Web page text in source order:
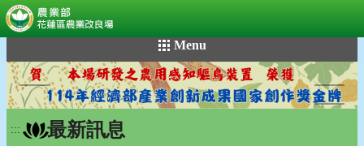
到
主
要
內
容
Menu
::: 最新訊息